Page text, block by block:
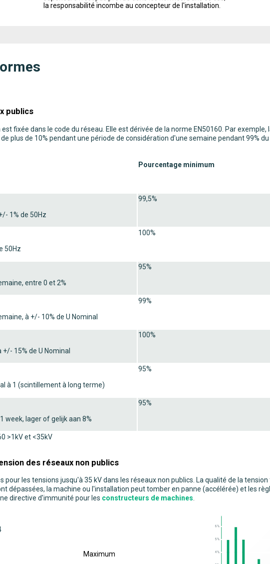
la responsabilité incombe au concepteur de l'installation.
publics
fixée dans le code du réseau. Elle est dérivée de la norme EN50160. Par
plus de 10% pendant une période de considération d'une semaine pendant 99%
Pourcentage minimum
1% de 50Hz
99,5%
50Hz
100%
entre 0 et 2%
95%
à +/- 10% de U Nominal
99%
15% de U Nominal
100%
à 1 (scintillement à long terme)
95%
week, lager of gelijk aan 8%
95%
>1kV et <35kV
des réseaux non publics
pour les tensions jusqu'à 35 kV dans les réseaux non publics. La qualité de la
dépassées, la machine ou l'installation peut tomber en panne (accélérée) et les
directive d'immunité pour les constructeurs de machines.
Maximum